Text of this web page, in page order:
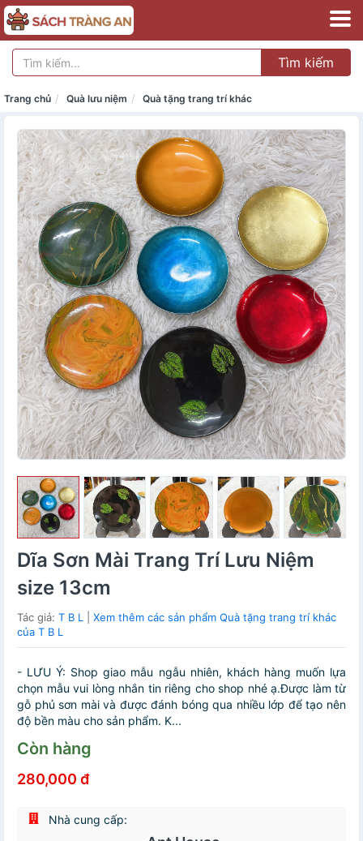
Tìm kiếm
Trang chủ Quà lưu niệm Quà tặng trang trí khác
Dĩa Sơn Mài Trang Trí Lưu Niệm
size 13cm
Tác giả: T B L
Xem thêm các sản phẩm Quà tặng trang trí khác
của T B L
- LƯU Ý: Shop giao mẫu ngẫu nhiên, khách hàng muốn lựa
chọn mẫu vui lòng nhắn tin riêng cho shop nhé ạ.Được làm từ
gỗ phủ sơn mài và được đánh bóng qua nhiều lớp để tạo nên
độ bền màu cho sản phẩm. K...
Còn hàng
280,000 đ
Nhà cung cấp: